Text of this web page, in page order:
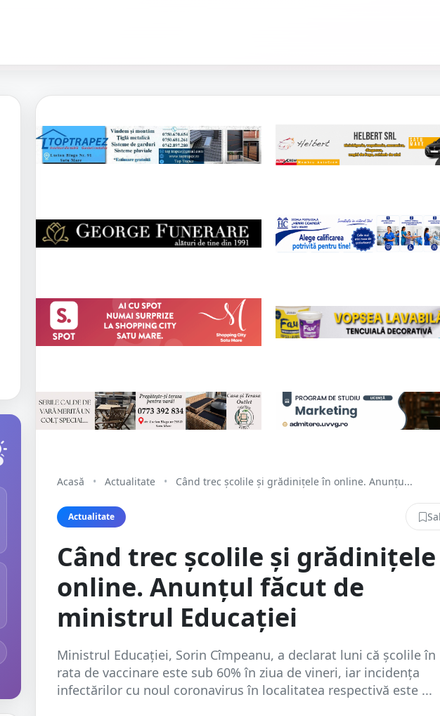
Acasă • Actualitate • Când trec școlile și grădinițele în online. Anunțu...
Actualitate
Când trec școlile și
online. Anunțul făcut de
ministrul Educației
Ministrul Educaţiei, Sorin Cîmpeanu, a declarat luni că şcolile în
rata de vaccinare este sub 60% în ziua de vineri, iar incidenţa
infectărilor cu noul coronavirus în localitatea respectivă este ...